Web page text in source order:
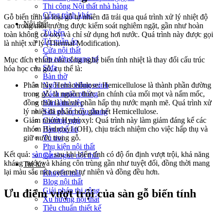
Thi công Nội thất nhà hàng
Công trình khác
Nội thất
Tủ bếp
Tủ quần áo
Cửa nội thất
Ốp tường trang trí
Sofa
Bàn thờ
Ngôi nhà thông minh
Vách ngăn phòng
Bàn làm việc
Sàn gỗ, ốp cầu thang
Giường ngủ
Bàn ghế ăn
Tủ tivi
Phụ kiện nội thất
Catalogue nội thất
Tin tức
Khuyến mãi
Blog nội thất
Giải pháp thi công
Xu hướng nội thất
Tiêu chuẩn thiết kế
Gỗ biến tính là loại gỗ tự nhiên đã trải qua quá trình xử lý nhiệt độ
cao trong môi trường được kiểm soát nghiêm ngặt, gần như hoàn
toàn không có oxy và chỉ sử dụng hơi nước. Quá trình này được gọi
là nhiệt xử lý (Thermal Modification).
Mục đích chính của công nghệ biến tính nhiệt là thay đổi cấu trúc
hóa học của gỗ, cụ thể là:
Phân hủy Hemicellulose: Hemicellulose là thành phần đường
trong gỗ, là nguồn thức ăn chính của mối mọt và nấm mốc,
đồng thời là thành phần hấp thụ nước mạnh mẽ. Quá trình xử
lý nhiệt đã phân hủy gần hết Hemicellulose.
Giảm nhóm Hydroxyl: Quá trình này làm giảm đáng kể các
nhóm Hydroxyl (OH), chịu trách nhiệm cho việc hấp thụ và
giữ nước trong gỗ.
Kết quả: sàn gỗsau khi biến tính có độ ổn định vượt trội, khả năng
kháng nước và kháng côn trùng gần như tuyệt đối, đồng thời mang
lại màu sắc nâu caramel tự nhiên và đồng đều hơn.
Ưu điểm vượt trội của sàn gỗ biến tính